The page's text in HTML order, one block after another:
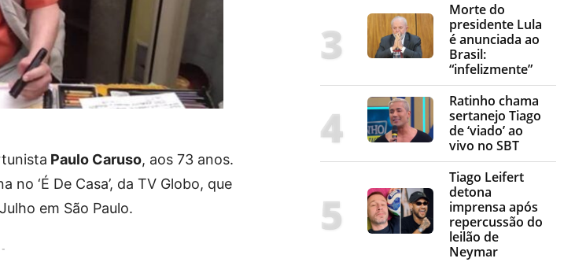
Paulo Caruso, aos 73 anos.
‘É De Casa’, da TV Globo, que
em São Paulo.
-
Morte do
presidente Lula
é anunciada ao
Brasil:
“infelizmente”
Ratinho chama
sertanejo Tiago
de ‘viado’ ao
vivo no SBT
Tiago Leifert
detona
imprensa após
repercussão do
leilão de
Neymar